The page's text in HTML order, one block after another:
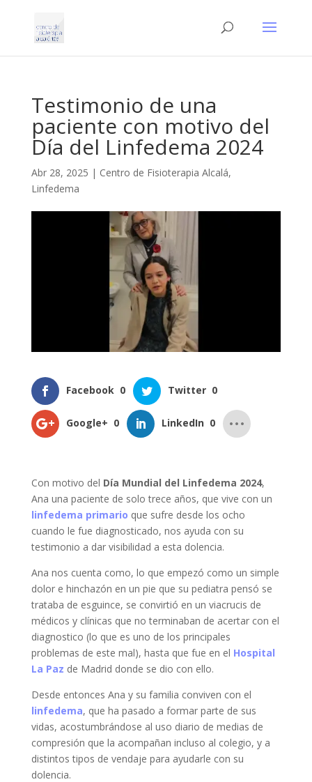
Testimonio de una
paciente con motivo del
Día del Linfedema 2024
Abr 28, 2025 | Centro de Fisioterapia Alcalá,
Linfedema
Facebook 0 Twitter 0
Google+ 0 LinkedIn 0
Con motivo del Día Mundial del Linfedema 2024,
Ana una paciente de solo trece años, que vive con un
linfedema primario que sufre desde los ocho
cuando le fue diagnosticado, nos ayuda con su
testimonio a dar visibilidad a esta dolencia.
Ana nos cuenta como, lo que empezó como un simple
dolor e hinchazón en un pie que su pediatra pensó se
trataba de esguince, se convirtió en un viacrucis de
médicos y clínicas que no terminaban de acertar con el
diagnostico (lo que es uno de los principales
problemas de este mal), hasta que fue en el Hospital
La Paz de Madrid donde se dio con ello.
Desde entonces Ana y su familia conviven con el
linfedema, que ha pasado a formar parte de sus
vidas, acostumbrándose al uso diario de medias de
compresión que la acompañan incluso al colegio, y a
distintos tipos de vendaje para ayudarle con su
dolencia.